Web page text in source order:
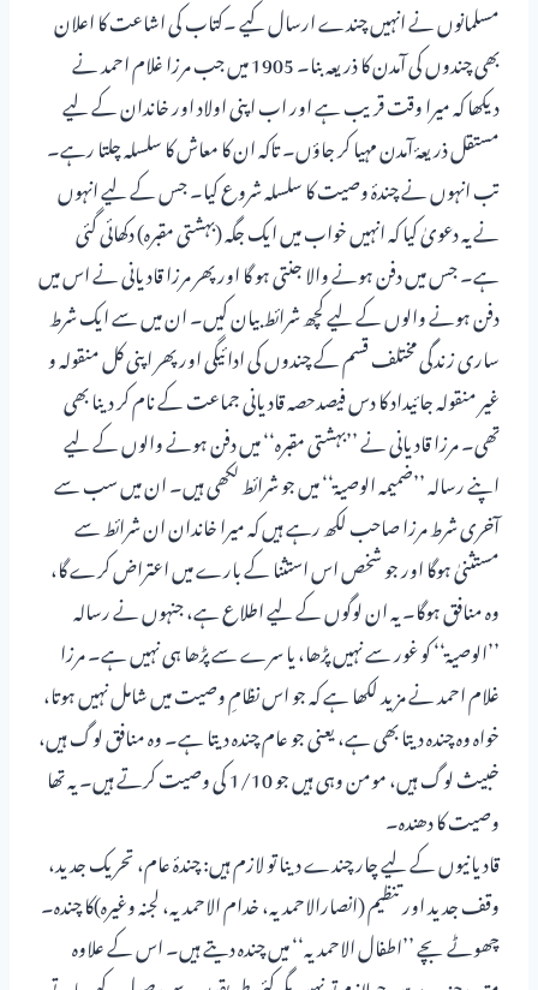
مسلمانوں نے انہیں چندے ارسال کیے ۔کتاب کی اشاعت کا اعلان
بھی چندوں کی آمدن کا ذریعہ بنا۔ 1905 میں جب مرزا غلام احمد نے
دیکھا کہ میرا وقت قریب ہے اور اب اپنی اولاد اور خاندان کے لیے
مستقل ذریعۂ آمدن مہیا کر جاؤں۔ تاکہ ان کا معاش کا سلسلہ چلتا رہے۔
تب انہوں نے چندۂ وصیت کا سلسلہ شروع کیا۔ جس کے لیے انہوں
نے یہ دعویٰ کیا کہ انہیں خواب میں ایک جگہ (بہشتی مقبرہ) دکھائی گئی
ہے۔ جس میں دفن ہونے والا جنتی ہو گا اور پھر مرزا قادیانی نے اس میں
دفن ہونے والوں کے لیے کچھ شرائط بیان کیں۔ ان میں سے ایک شرط
ساری زندگی مختلف قسم کے چندوں کی ادائیگی اور پھر اپنی کل منقولہ و
غیر منقولہ جائیداد کا دس فیصدحصہ قادیانی جماعت کے نام کر دینا بھی
تھی۔ مرزا قادیانی نے ’’بہشتی مقبرہ‘‘ میں دفن ہونے والوں کے لیے
اپنے رسالہ ’’ضمیمہ الوصیۃ‘‘ میں جو شرائط لکھی ہیں۔ ان میں سب سے
آخری شرط مرزا صاحب لکھ رہے ہیں کہ میرا خاندان ان شرائط سے
مستثنیٰ ہوگا اور جو شخص اس استثنا کے بارے میں اعتراض کرے گا،
وہ منافق ہوگا۔ یہ ان لوگوں کے لیے اطلاع ہے، جنہوں نے رسالہ
’’الوصیۃ‘‘ کو غور سے نہیں پڑھا، یا سرے سے پڑھا ہی نہیں ہے۔ مرزا
غلام احمد نے مزید لکھا ہے کہ جو اس نظامِ وصیت میں شامل نہیں ہوتا،
خواہ وہ چندہ دیتا بھی ہے، یعنی جو عام چندہ دیتا ہے۔ وہ منافق لوگ ہیں،
خبیث لوگ ہیں، مومن وہی ہیں جو 1/10 کی وصیت کرتے ہیں۔ یہ تھا
وصیت کا دھندہ۔
قادیانیوں کے لیے چار چندے دینا تو لازم ہیں: چندۂ عام، تحریک جدید،
وقف جدید اور تنظیم (انصارالاحمدیہ، خدام الاحمدیہ، لجنہ وغیرہ)کا چندہ۔
چھوٹے بچے ’’اطفال الاحمدیہ‘‘ میں چندہ دیتے ہیں۔ اس کے علاوہ